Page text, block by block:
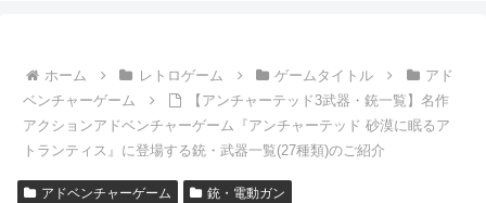
ホーム レトロゲーム ゲームタイトル
アド
ベンチャーゲーム
【アンチャーテッド3武器・銃一覧】名作
アクションアドベンチャーゲーム『アンチャーテッド 砂漠に眠るア
トランティス』に登場する銃・武器一覧(27種類)のご紹介
アドベンチャーゲーム 銃・電動ガン